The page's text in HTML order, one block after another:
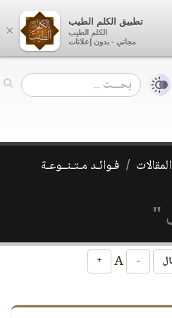
فـوائـد مـتـنــوعـة
"
-
+
×
تطبيق الكلم الطيب
الكلم الطيب
مجاني - بدون إعلانات